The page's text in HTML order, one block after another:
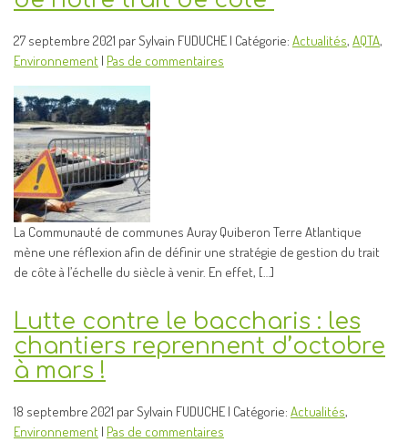
27 septembre 2021 par Sylvain FUDUCHE | Catégorie: Actualités, AQTA,
Environnement | Pas de commentaires
La Communauté de communes Auray Quiberon Terre Atlantique
mène une réflexion afin de définir une stratégie de gestion du trait
de côte à l’échelle du siècle à venir. En effet, […]
Lutte contre le baccharis : les
chantiers reprennent d’octobre
à mars !
18 septembre 2021 par Sylvain FUDUCHE | Catégorie: Actualités,
Environnement | Pas de commentaires